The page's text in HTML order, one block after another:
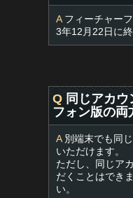
Aフィーチャー
3年12月22日に
Q 同じアカ
フォン版の両
A別端末でも同
いただけます。
ただし、同じア
だくことはでき
い。